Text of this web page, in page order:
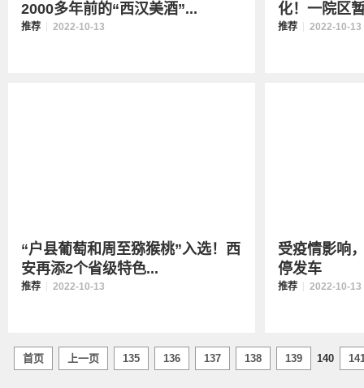
2000多年前的“西汉美酒”...
推荐 2022-10-13
化！一院区
推荐 2022-10-13
“户县葡萄和周至猕猴桃”入选！西
安再添2个省级特色...
推荐 2022-10-13
受疫情影响
停发车
推荐 2022-10-13
首页 上一页 135 136 137 138 139 140